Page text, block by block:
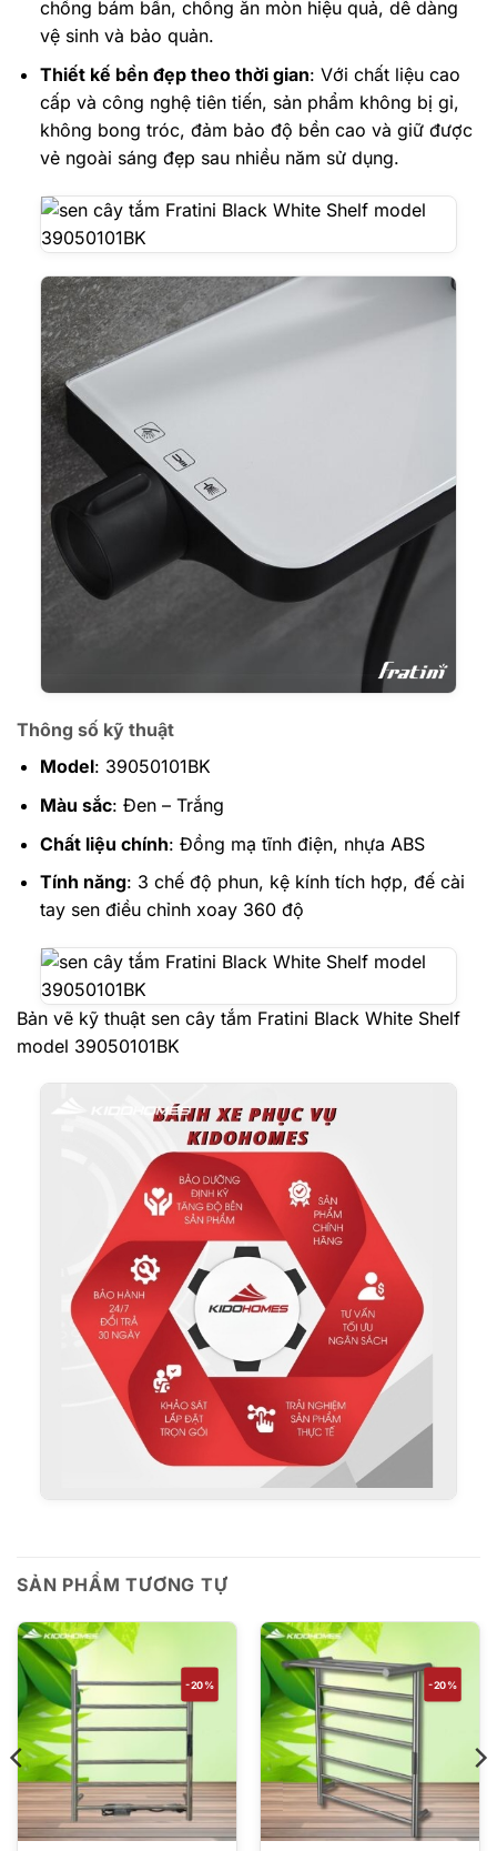
chống bám bẩn, chống ăn mòn hiệu quả, dễ dàng
vệ sinh và bảo quản.
Thiết kế bền đẹp theo thời gian: Với chất liệu cao
cấp và công nghệ tiên tiến, sản phẩm không bị gỉ,
không bong tróc, đảm bảo độ bền cao và giữ được
vẻ ngoài sáng đẹp sau nhiều năm sử dụng.
Thông số kỹ thuật
Model: 39050101BK
Màu sắc: Đen – Trắng
Chất liệu chính: Đồng mạ tĩnh điện, nhựa ABS
Tính năng: 3 chế độ phun, kệ kính tích hợp, đế cài
tay sen điều chỉnh xoay 360 độ
Bản vẽ kỹ thuật sen cây tắm Fratini Black White Shelf
model 39050101BK
SẢN PHẨM TƯƠNG TỰ
-20% -20%